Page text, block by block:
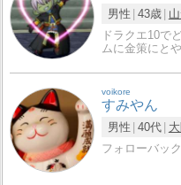
男性 43歳
ドラクエ10で
ムに金策にと
voikore
すみやん
男性 40代
フォローバッ